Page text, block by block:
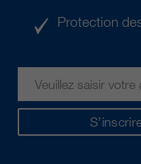
Protection